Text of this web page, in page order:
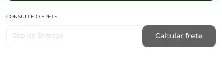
CONSULTE O FRETE
Cep de Entrega Calcular frete